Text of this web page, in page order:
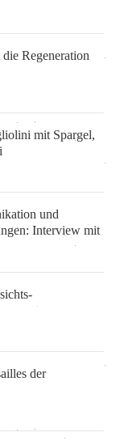
Regeneration
mit Spargel,
und
Interview mit
der